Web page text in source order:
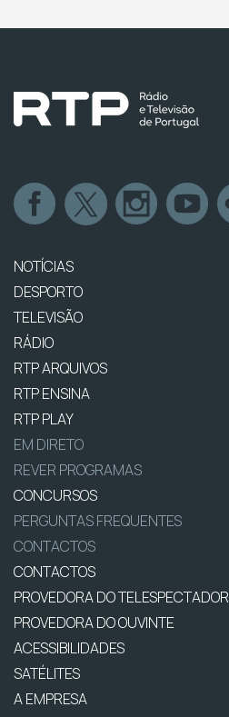
NOTÍCIAS
DESPORTO
TELEVISÃO
RÁDIO
RTP ARQUIVOS
RTP ENSINA
RTP PLAY
EM DIRETO
REVER PROGRAMAS
CONCURSOS
PERGUNTAS FREQUENTES
CONTACTOS
CONTACTOS
PROVEDORA DO TELESPECTADOR
PROVEDORA DO OUVINTE
ACESSIBILIDADES
SATÉLITES
A EMPRESA